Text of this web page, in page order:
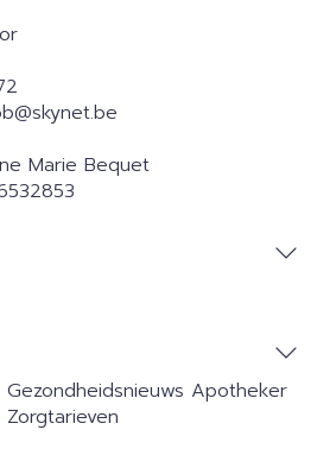
skynet.be
Marie Bequet
Gezondheidsnieuws Apotheker
Zorgtarieven